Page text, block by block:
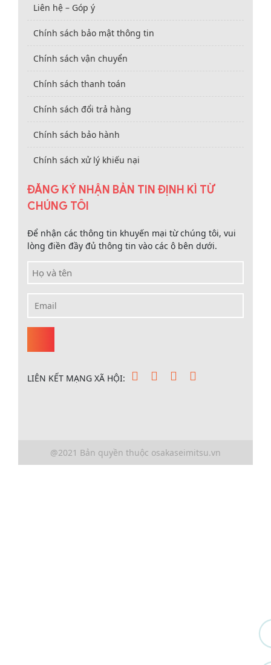
Liên hệ – Góp ý
Chính sách bảo mật thông tin
Chính sách vận chuyển
Chính sách thanh toán
Chính sách đổi trả hàng
Chính sách bảo hành
Chính sách xử lý khiếu nại
ĐĂNG KÝ NHẬN BẢN TIN ĐỊNH KÌ TỪ
CHÚNG TÔI
Để nhận các thông tin khuyến mại từ chúng tôi, vui
lòng điền đầy đủ thông tin vào các ô bên dưới.
LIÊN KẾT MẠNG XÃ HỘI:
@2021 Bản quyền thuộc osakaseimitsu.vn